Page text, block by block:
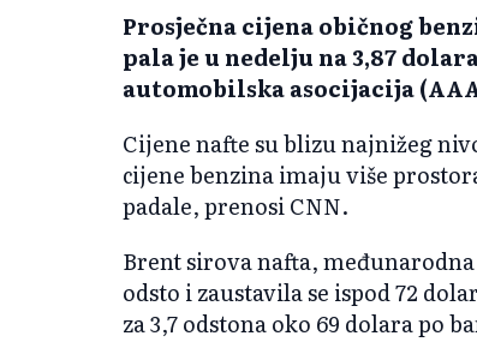
Prosječna cijena običnog
pala je u nedelju na 3,87
automobilska asocijacija
Cijene nafte su blizu najnižeg
cijene benzina imaju više
padale, prenosi CNN.
Brent sirova nafta,
odsto i zaustavila se ispod 72
za 3,7 odstona oko 69 dolara po